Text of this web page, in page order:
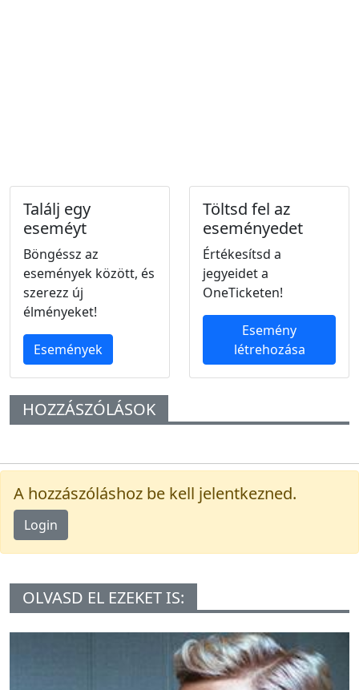
Találj egy
eseméyt
Böngéssz az
események között, és
szerezz új
élményeket!
Események
Töltsd fel az
eseményedet
Értékesítsd a
jegyeidet a
OneTicketen!
Esemény
létrehozása
HOZZÁSZÓLÁSOK
A hozzászóláshoz be kell jelentkezned.
Login
OLVASD EL EZEKET IS: